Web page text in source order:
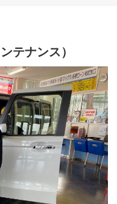
け 等
になります。
テナンス）